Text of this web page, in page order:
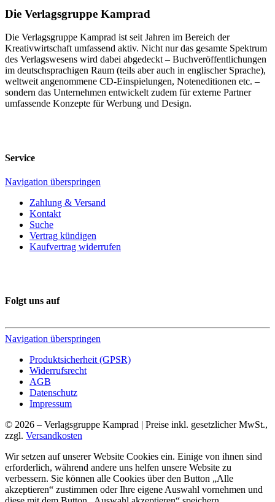
Die Verlagsgruppe Kamprad
Die Verlagsgruppe Kamprad ist seit Jahren im Bereich der
Kreativwirtschaft umfassend aktiv. Nicht nur das gesamte Spektrum
des Verlagswesens wird dabei abgedeckt – Buchveröffentlichungen
im deutschsprachigen Raum (teils aber auch in englischer Sprache),
weltweit angenommene CD-Einspielungen, Noteneditionen etc. –
sondern das Unternehmen entwickelt zudem für externe Partner
umfassende Konzepte für Werbung und Design.
Service
Navigation überspringen
Zahlung & Versand
Kontakt
Suche
Vertrag kündigen
Kaufvertrag widerrufen
Folgt uns auf
Navigation überspringen
Produktsicherheit (GPSR)
Widerrufsrecht
AGB
Datenschutz
Impressum
© 2026 – Verlagsgruppe Kamprad | Preise inkl. gesetzlicher MwSt.,
zzgl. Versandkosten
Wir setzen auf unserer Website Cookies ein. Einige von ihnen sind
erforderlich, während andere uns helfen unsere Website zu
verbessern. Sie können alle Cookies über den Button „Alle
akzeptieren“ zustimmen oder Ihre eigene Auswahl vornehmen und